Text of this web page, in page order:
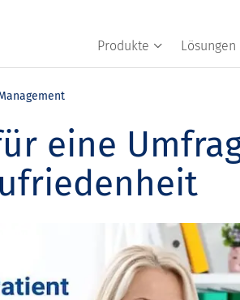
Produkte Lösungen
eine